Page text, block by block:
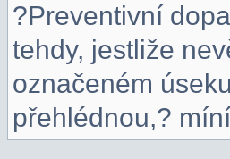
?Preventivní
tehdy, jestliže
označeném
přehlédnou,?